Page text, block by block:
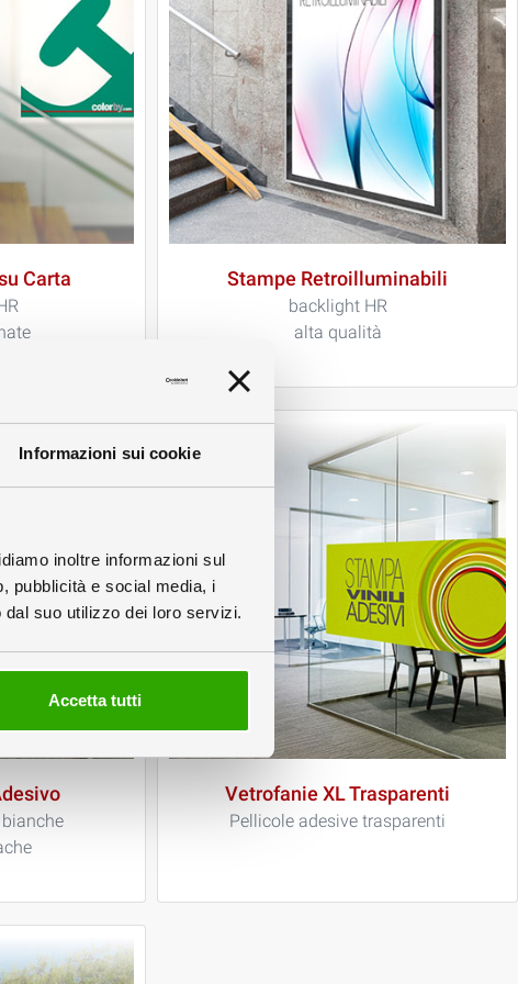
Informazioni sui cookie
inoltre informazioni sul
pubblicità e social media, i
suo utilizzo dei loro servizi.
Accetta tutti
Carta Stampe Retroilluminabili
backlight HR
alta qualità
Vetrofanie XL Trasparenti
Pellicole adesive trasparenti